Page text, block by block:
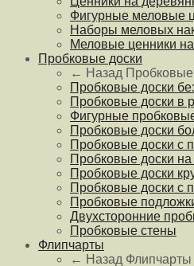
Фигурные меловые
Наборы меловых
Меловые ценники
Пробковые доски
← Назад Пробковые
Пробковые доски
Пробковые доски в
Фигурные
Пробковые доски
Пробковые доски с
Пробковые доски
Пробковые доски
Пробковые доски с
Пробковые
Двухсторонние
Пробковые стены
Флипчарты
← Назад Флипчарты